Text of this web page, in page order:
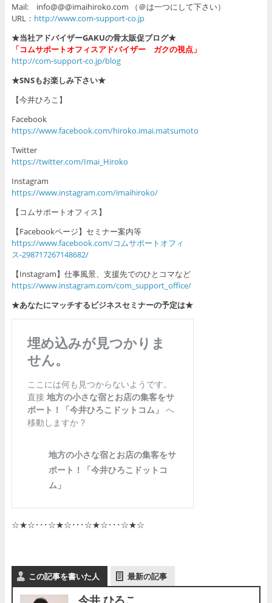
Mail: info@@@imaihiroko.com （＠は一つにして下さい）
URL： http://www.com-support-co.jp
★当社アドバイザーGAKUの骨太販促ブログ★
「コムサポートオフィスアドバイザー ガクの視点」
http://com-support-co.jp/blog
★SNSもお楽しみ下さい★
【今井ひろこ】
Facebook
https://www.facebook.com/hiroko.imai.matsumoto
Twitter
https://twitter.com/Imai_Hiroko
Instagram
https://www.instagram.com/imaihiroko/
【コムサポートオフィス】
【Facebookページ】セミナー案内等
https://www.facebook.com/コムサポートオフィ
ス-298717267148682/
【Instagram】仕事風景、支援先でのひとコマなど
https://www.instagram.com/com_support_office/
★あなたにマッチするビジネスセミナーの予定は★
☆★☆･･･☆★☆･･･☆★☆･･･☆★☆
この記事を書いた人 最新の記事
今井 ひろこ